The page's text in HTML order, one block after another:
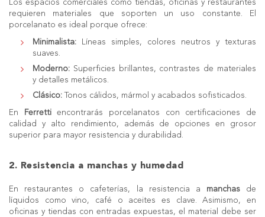
Los espacios comerciales como tiendas, oficinas y restaurantes
requieren materiales que soporten un uso constante. El
porcelanato es ideal porque ofrece:
Minimalista:
Líneas simples, colores neutros y texturas
suaves.
Moderno: Superficies brillantes, contrastes de materiales
y detalles metálicos.
Clásico:
Tonos cálidos, mármol y acabados sofisticados.
En Ferrettiencontrarás porcelanatos con certificaciones de
calidad y alto rendimiento, además de opciones en grosor
superior para mayor resistencia y durabilidad.
2. Resistencia a manchas y humedad
En restaurantes o cafeterías, la resistencia a manchasde
líquidos como vino, café o aceites es clave. Asimismo, en
oficinas y tiendas con entradas expuestas, el material debe ser